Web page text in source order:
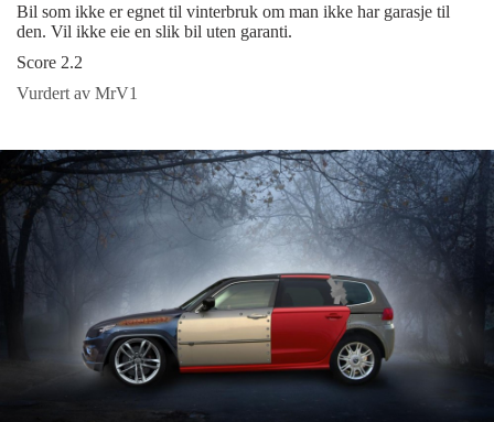
Bil som ikke er egnet til vinterbruk om man ikke har garasje til
den. Vil ikke eie en slik bil uten garanti.
Score 2.2
Vurdert av MrV1